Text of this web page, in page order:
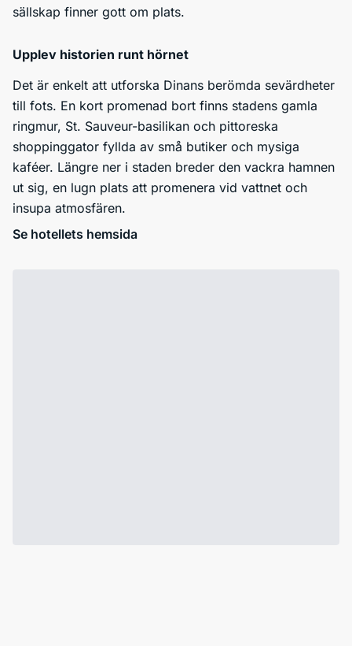
sällskap finner gott om plats.
Upplev historien runt hörnet
Det är enkelt att utforska Dinans berömda sevärdheter
till fots. En kort promenad bort finns stadens gamla
ringmur, St. Sauveur-basilikan och pittoreska
shoppinggator fyllda av små butiker och mysiga
kaféer. Längre ner i staden breder den vackra hamnen
ut sig, en lugn plats att promenera vid vattnet och
insupa atmosfären.
Se hotellets hemsida